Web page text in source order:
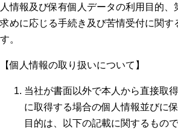
人情報及び保有個人データの利用目的
求めに応じる手続き及び苦情受付に関す
す。
【個人情報の取り扱いについて】
当社が書面以外で本人から直接取
に取得する場合の個人情報並びに
目的は、以下の記載に関するもので